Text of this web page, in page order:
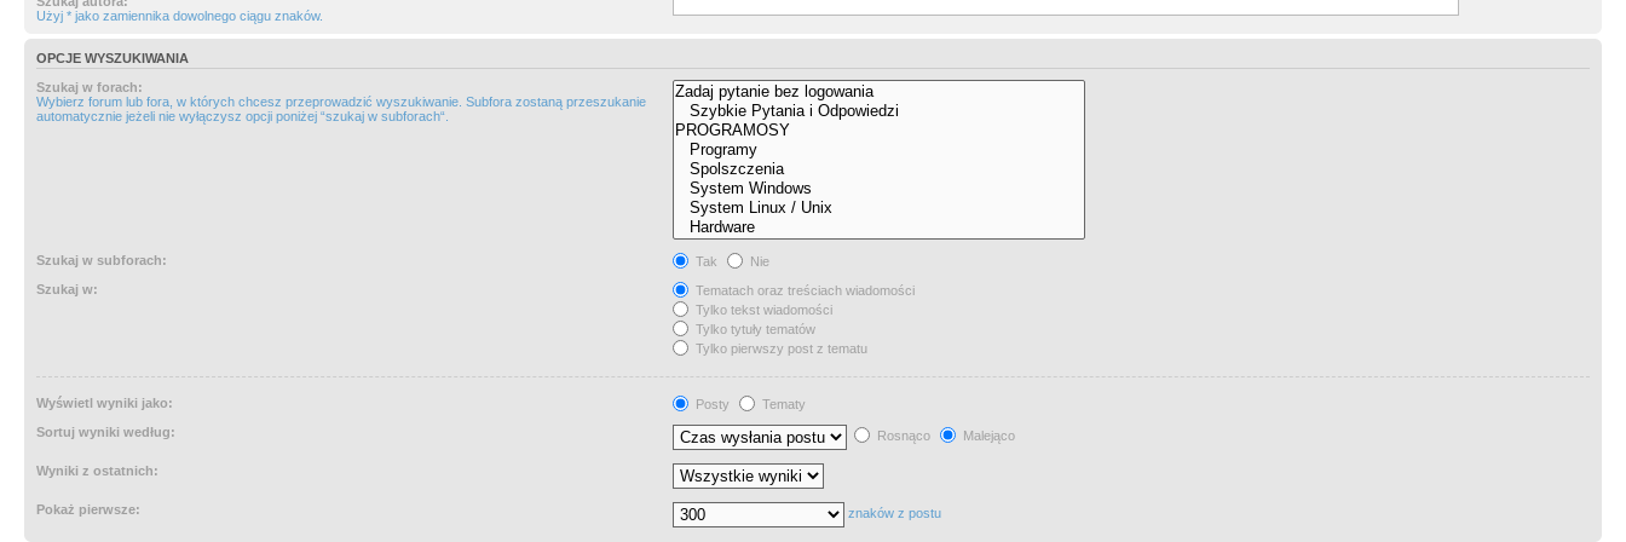
Użyj * jako zamiennika dowolnego ciągu znaków.
OPCJE WYSZUKIWANIA
Szukaj w forach:
Wybierz forum lub fora, w których chcesz przeprowadzić wyszukiwanie. Subfora zostaną przeszukanie
automatycznie jeżeli nie wyłączysz opcji poniżej “szukaj w subforach“.
Szukaj w subforach: Tak
Nie
Szukaj w:
Tematach oraz treściach wiadomości
Tylko tekst wiadomości
Tylko tytuły tematów
Tylko pierwszy post z tematu
Wyświetl wyniki jako: Posty
Tematy
Sortuj wyniki według:
Rosnąco Malejąco
Wyniki z ostatnich:
Pokaż pierwsze: znaków z postu